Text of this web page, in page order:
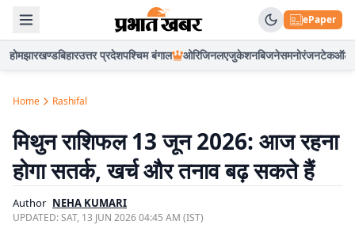
ePaper
होमझारखण्डबिहारउत्तर प्रदेशपश्चिम बंगाल ओरिजिनलएजुकेशनबिजनेसमनोरंजनटेकऑटो
Home Rashifal
मिथुन राशिफल 13 जून 2026: आज रहना
होगा सतर्क, खर्च और तनाव बढ़ सकते हैं
Author NEHA KUMARI
UPDATED:SAT, 13 JUN 2026 04:45 AM (IST)